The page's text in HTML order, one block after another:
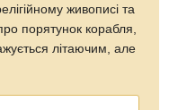
живописі та
порятунок корабля,
літаючим, але